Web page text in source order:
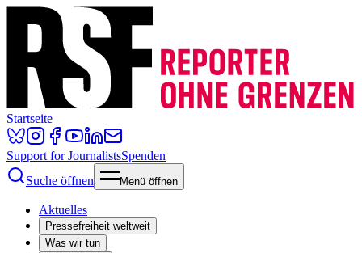
Startseite
Support for JournalistsSpenden
Suche öffnen
Menü öffnen
Aktuelles
Pressefreiheit weltweit
Was wir tun